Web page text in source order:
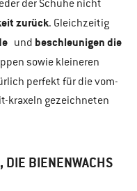
der Schuhe nicht
zurück. Gleichzeitig
und beschleunigen die
sowie kleineren
perfekt für die vom-
kraxeln gezeichneten
DIE BIENENWACHS